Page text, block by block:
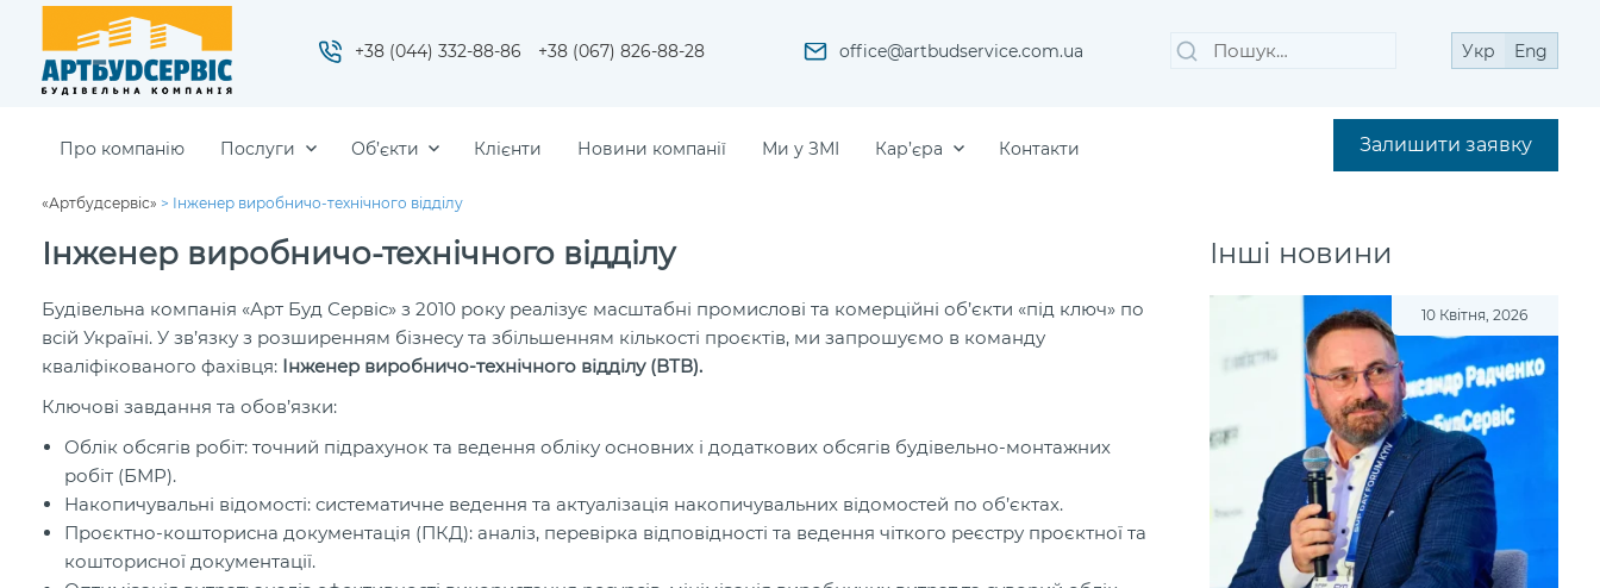
+38 (044) 332-88-86 +38 (067) 826-88-28 office@artbudservice.com.ua
ПошукШукати Укр Eng
Про компанію Послуги Об’єкти Клієнти Новини компанії Ми у ЗМІ Кар’єра Контакти Залишити заявку
«Артбудсервіс» > Інженер виробничо-технічного відділу
Інженер виробничо-технічного відділу
Будівельна компанія «Арт Буд Сервіс» з 2010 року реалізує масштабні промислові та комерційні об’єкти «під ключ» по
всій Україні. У зв’язку з розширенням бізнесу та збільшенням кількості проєктів, ми запрошуємо в команду
кваліфікованого фахівця: Інженер виробничо-технічного відділу (ВТВ).
Ключові завдання та обов’язки:
Облік обсягів робіт: точний підрахунок та ведення обліку основних і додаткових обсягів будівельно-монтажних
робіт (БМР).
Накопичувальні відомості: систематичне ведення та актуалізація накопичувальних відомостей по об’єктах.
Проєктно-кошторисна документація (ПКД): аналіз, перевірка відповідності та ведення чіткого реєстру проєктної та
кошторисної документації.
Інші новини
10 Квітня, 2026